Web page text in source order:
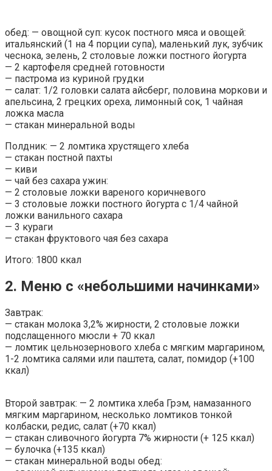
обед: — овощной суп: кусок постного мяса и овощей:
итальянский (1 на 4 порции супа), маленький лук, зубчик
чеснока, зелень, 2 столовые ложки постного йогурта
— 2 картофеля средней готовности
— пастрома из куриной грудки
— салат: 1/2 головки салата айсберг, половина моркови и
апельсина, 2 грецких ореха, лимонный сок, 1 чайная
ложка масла
— стакан минеральной воды
Полдник: — 2 ломтика хрустящего хлеба
— стакан постной пахты
— киви
— чай без сахара ужин:
— 2 столовые ложки вареного коричневого
— 3 столовые ложки постного йогурта с 1/4 чайной
ложки ванильного сахара
— 3 кураги
— стакан фруктового чая без сахара
Итого: 1800 ккал
2. Меню с «небольшими начинками»
Завтрак:
— стакан молока 3,2% жирности, 2 столовые ложки
подслащенного мюсли + 70 ккал
— ломтик цельнозернового хлеба с мягким маргарином,
1-2 ломтика салями или паштета, салат, помидор (+100
ккал)
Второй завтрак: — 2 ломтика хлеба Грэм, намазанного
мягким маргарином, несколько ломтиков тонкой
колбаски, редис, салат (+70 ккал)
— стакан сливочного йогурта 7% жирности (+ 125 ккал)
— булочка (+135 ккал)
— стакан минеральной воды обед: